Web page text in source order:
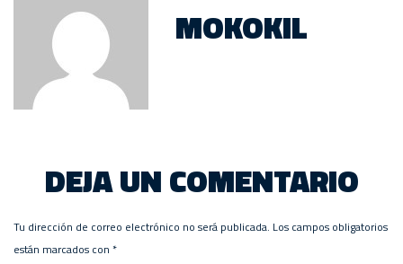
MOKOKIL
DEJA UN COMENTARIO
Tu dirección de correo electrónico no será publicada. Los campos obligatorios
están marcados con *